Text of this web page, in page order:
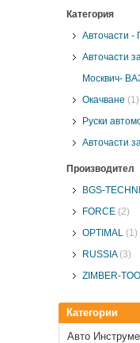
Категория
Авточасти -
Авточасти
Москвич-
Окачване (1)
Руски
Авточасти
Производител
BGS-
FORCE(2)
OPTIMAL(1)
RUSSIA(3)
ZIMBER-
Категории
Авто